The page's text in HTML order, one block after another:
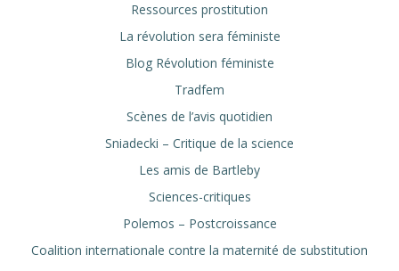
Ressources prostitution
La révolution sera féministe
Blog Révolution féministe
Tradfem
Scènes de l’avis quotidien
Sniadecki – Critique de la science
Les amis de Bartleby
Sciences-critiques
Polemos – Postcroissance
Coalition internationale contre la maternité de substitution